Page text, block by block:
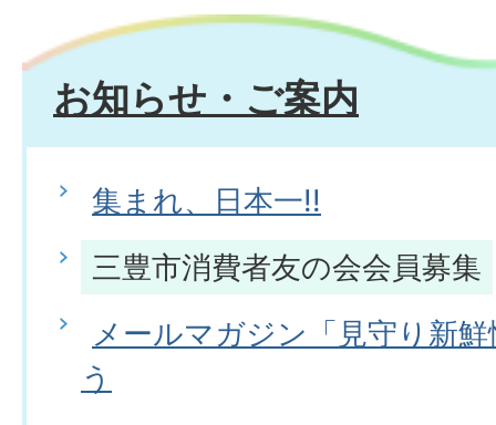
お知らせ・ご案内
集まれ、日本一!!
三豊市消費者友の会会員募集
メールマガジン「見守り新
う